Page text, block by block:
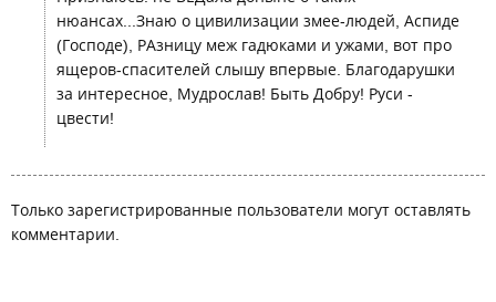
нюансах...Знаю о цивилизации змее-людей, Аспиде
(Господе), РАзницу меж гадюками и ужами, вот про
ящеров-спасителей слышу впервые. Благодарушки
за интересное, Мудрослав! Быть Добру! Руси -
цвести!
Только зарегистрированные пользователи могут оставлять
комментарии.